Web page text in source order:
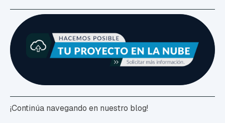
¡Continúa navegando en nuestro blog!